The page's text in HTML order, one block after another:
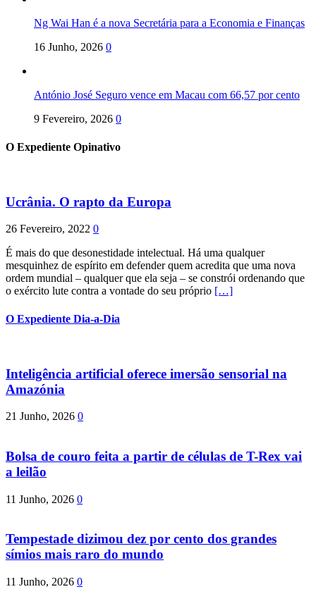
Ng Wai Han é a nova Secretária para a Economia e Finanças
16 Junho, 2026 0
António José Seguro vence em Macau com 66,57 por cento
9 Fevereiro, 2026 0
O Expediente Opinativo
Ucrânia. O rapto da Europa
26 Fevereiro, 2022 0
É mais do que desonestidade intelectual. Há uma qualquer
mesquinhez de espírito em defender quem acredita que uma nova
ordem mundial – qualquer que ela seja – se constrói ordenando que
o exército lute contra a vontade do seu próprio […]
O Expediente Dia-a-Dia
Inteligência artificial oferece imersão sensorial na
Amazónia
21 Junho, 2026 0
Bolsa de couro feita a partir de células de T-Rex vai
a leilão
11 Junho, 2026 0
Tempestade dizimou dez por cento dos grandes
símios mais raro do mundo
11 Junho, 2026 0